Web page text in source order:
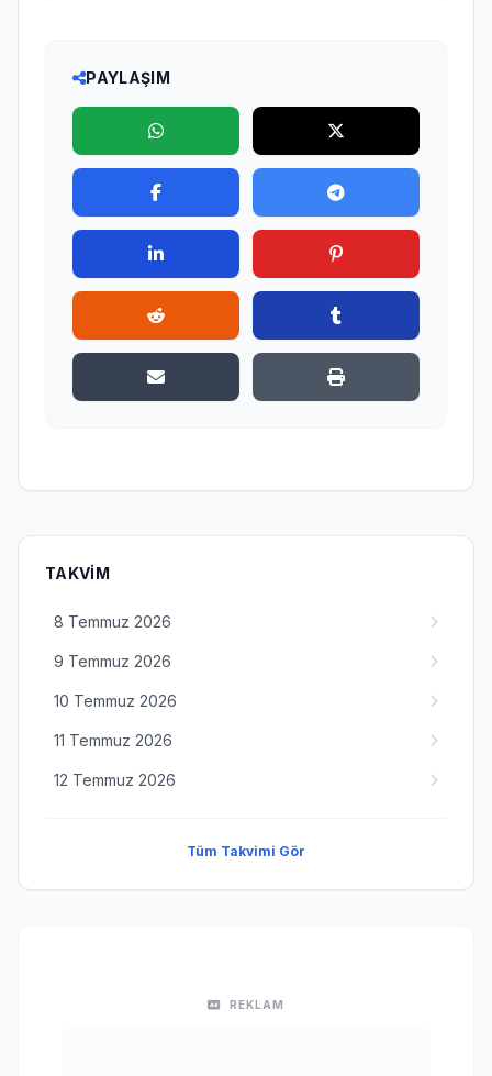
PAYLAŞIM
TAKVIM
8 Temmuz 2026
9 Temmuz 2026
10 Temmuz 2026
11 Temmuz 2026
12 Temmuz 2026
Tüm Takvimi Gör
REKLAM